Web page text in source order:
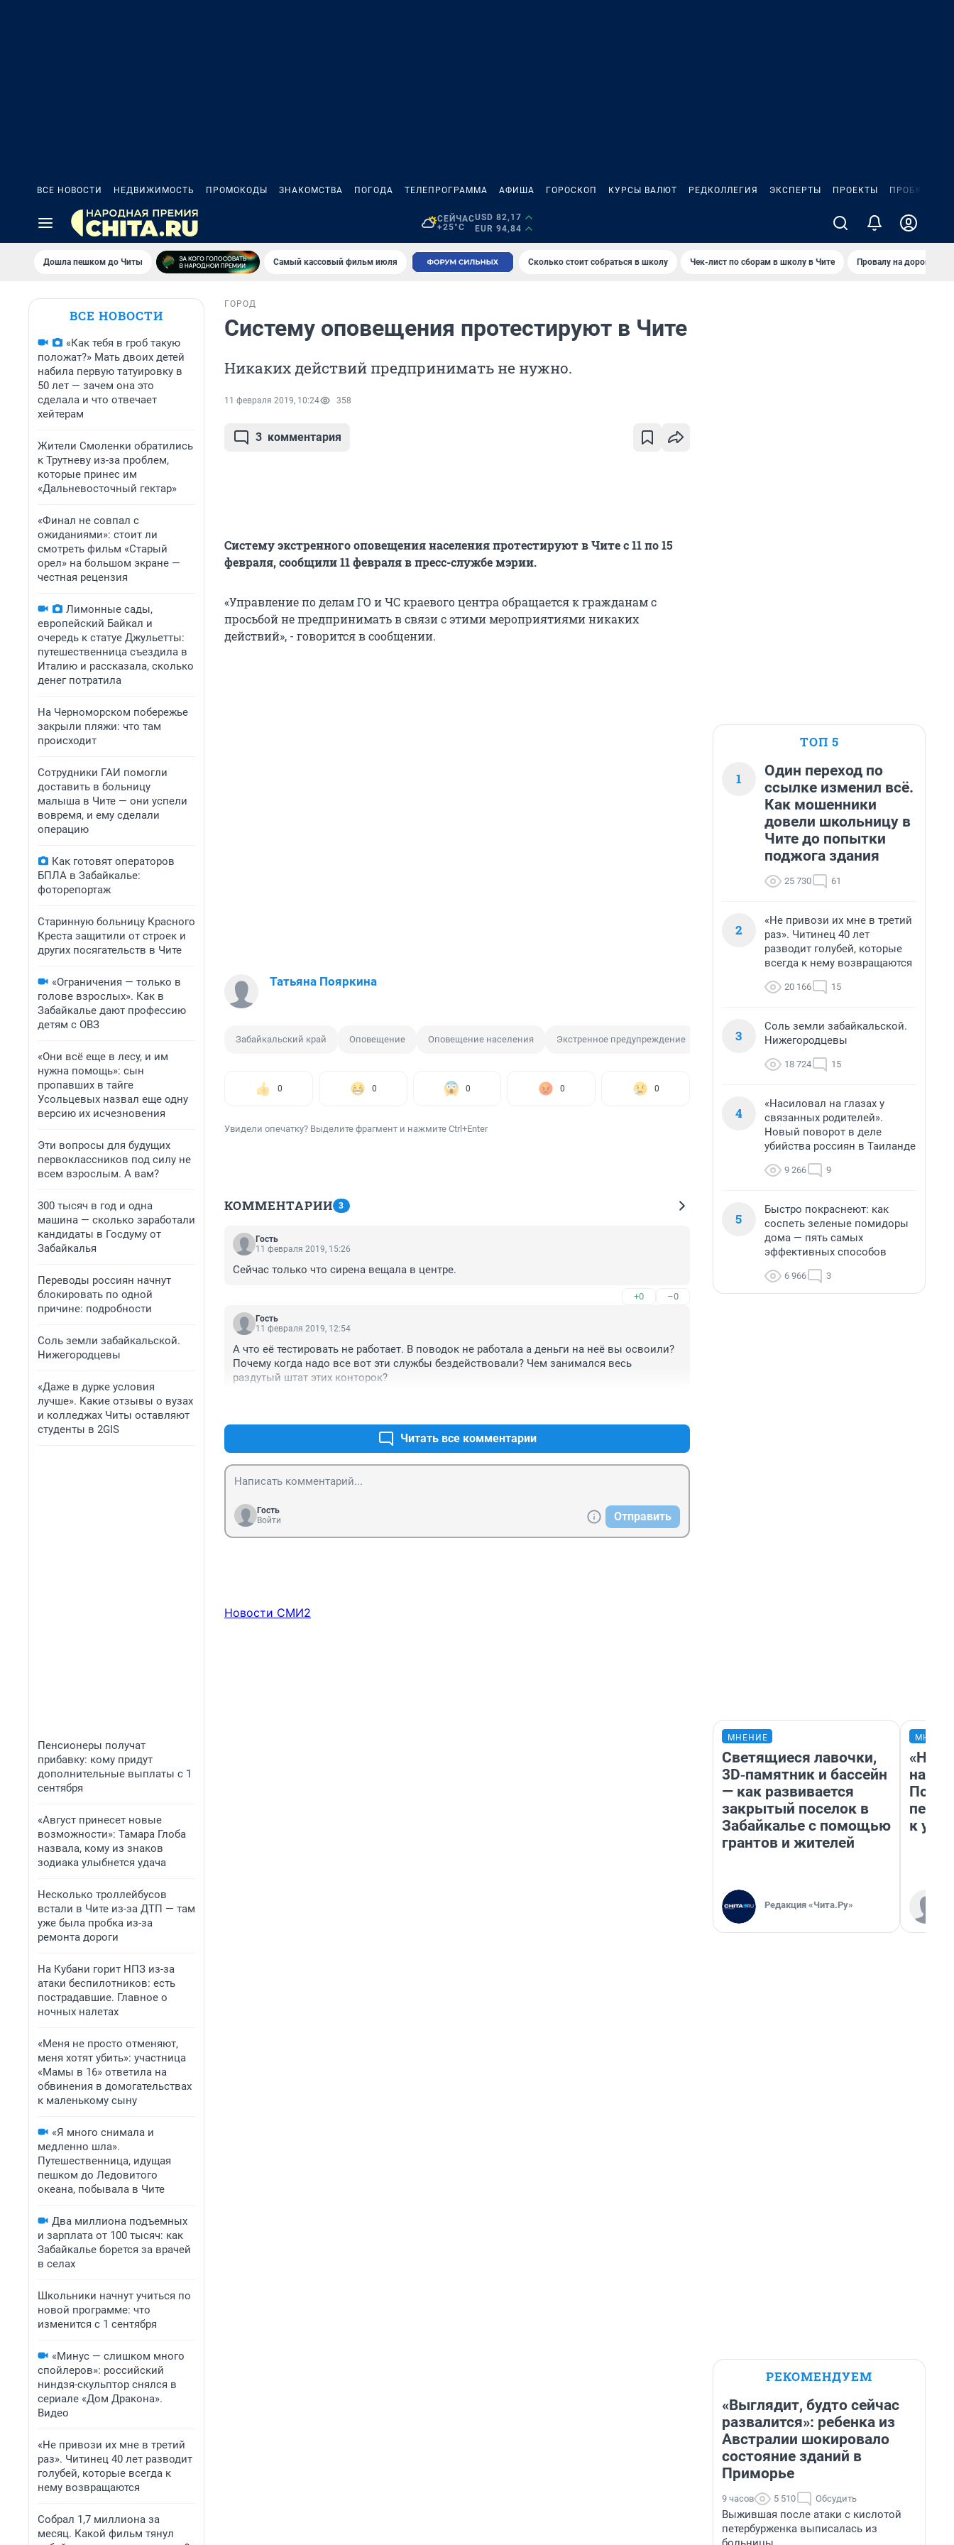
ВСЕ НОВОСТИ НЕДВИЖИМОСТЬ ПРОМОКОДЫ ЗНАКОМСТВА ПОГОДА ТЕЛЕПРОГРАММА АФИША ГОРОСКОП КУРСЫ ВАЛЮТ РЕДКОЛЛЕГИЯ ЭКСПЕРТЫ ПРОЕКТЫ ПРОБКИ
СЕЙЧАС
+25°C
USD 82,17
EUR 94,84
Дошла пешком до Читы Самый кассовый фильм июля Сколько стоит собраться в школу Чек-лист по сборам в школу в Чите Провалу на дороге
ВСЕ НОВОСТИ
«Как тебя в гроб такую
положат?» Мать двоих детей
набила первую татуировку в
50 лет — зачем она это
сделала и что отвечает
хейтерам
Жители Смоленки обратились
к Трутневу из-за проблем,
которые принес им
«Дальневосточный гектар»
«Финал не совпал с
ожиданиями»: стоит ли
смотреть фильм «Старый
орел» на большом экране —
честная рецензия
Лимонные сады,
европейский Байкал и
очередь к статуе Джульетты:
путешественница съездила в
Италию и рассказала, сколько
денег потратила
На Черноморском побережье
закрыли пляжи: что там
происходит
Сотрудники ГАИ помогли
доставить в больницу
малыша в Чите — они успели
вовремя, и ему сделали
операцию
Как готовят операторов
БПЛА в Забайкалье:
фоторепортаж
Старинную больницу Красного
Креста защитили от строек и
других посягательств в Чите
«Ограничения — только в
голове взрослых». Как в
Забайкалье дают профессию
детям с ОВЗ
«Они всё еще в лесу, и им
нужна помощь»: сын
пропавших в тайге
Усольцевых назвал еще одну
версию их исчезновения
Эти вопросы для будущих
первоклассников под силу не
всем взрослым. А вам?
300 тысяч в год и одна
машина — сколько заработали
кандидаты в Госдуму от
Забайкалья
Переводы россиян начнут
блокировать по одной
причине: подробности
Соль земли забайкальской.
Нижегородцевы
«Даже в дурке условия
лучше». Какие отзывы о вузах
и колледжах Читы оставляют
студенты в 2GIS
Пенсионеры получат
прибавку: кому придут
дополнительные выплаты с 1
сентября
«Август принесет новые
возможности»: Тамара Глоба
назвала, кому из знаков
зодиака улыбнется удача
Несколько троллейбусов
встали в Чите из-за ДТП — там
уже была пробка из-за
ремонта дороги
На Кубани горит НПЗ из-за
атаки беспилотников: есть
пострадавшие. Главное о
ночных налетах
«Меня не просто отменяют,
меня хотят убить»: участница
«Мамы в 16» ответила на
обвинения в домогательствах
к маленькому сыну
«Я много снимала и
медленно шла».
Путешественница, идущая
пешком до Ледовитого
океана, побывала в Чите
Два миллиона подъемных
и зарплата от 100 тысяч: как
Забайкалье борется за врачей
в селах
Школьники начнут учиться по
новой программе: что
изменится с 1 сентября
«Минус — слишком много
спойлеров»: российский
ниндзя-скульптор снялся в
сериале «Дом Дракона».
Видео
«Не привози их мне в третий
раз». Читинец 40 лет разводит
голубей, которые всегда к
нему возвращаются
Собрал 1,7 миллиона за
месяц. Какой фильм тянул
ГОРОД
Систему оповещения протестируют в Чите
Никаких действий предпринимать не нужно.
11 февраля 2019, 10:24 358
3 комментария
Систему экстренного оповещения населения протестируют в Чите с 11 по 15
февраля, сообщили 11 февраля в пресс-службе мэрии.
«Управление по делам ГО и ЧС краевого центра обращается к гражданам с
просьбой не предпринимать в связи с этими мероприятиями никаких
действий», - говорится в сообщении.
Татьяна Пояркина
Забайкальский край Оповещение Оповещение населения Экстренное предупреждение
0 0 0 0 0
Увидели опечатку? Выделите фрагмент и нажмите Ctrl+Enter
КОММЕНТАРИИ 3
Гость
11 февраля 2019, 15:26
Сейчас только что сирена вещала в центре.
+0 –0
Гость
11 февраля 2019, 12:54
А что её тестировать не работает. В поводок не работала а деньги на неё вы освоили?
Почему когда надо все вот эти службы бездействовали? Чем занимался весь
раздутый штат этих конторок?
Читать все комментарии
Гость
Войти
Отправить
Новости СМИ2
ТОП 5
1
Один переход по
ссылке изменил всё.
Как мошенники
довели школьницу в
Чите до попытки
поджога здания
25 730 61
2
«Не привози их мне в третий
раз». Читинец 40 лет
разводит голубей, которые
всегда к нему возвращаются
20 166 15
3
Соль земли забайкальской.
Нижегородцевы
18 724 15
4
«Насиловал на глазах у
связанных родителей».
Новый поворот в деле
убийства россиян в Таиланде
9 266 9
5
Быстро покраснеют: как
соспеть зеленые помидоры
дома — пять самых
эффективных способов
6 966 3
МНЕНИЕ
Светящиеся лавочки,
3D‑памятник и бассейн
— как развивается
закрытый поселок в
Забайкалье с помощью
грантов и жителей
Редакция «Чита.Ру»
надо
к
РЕКОМЕНДУЕМ
«Выглядит, будто сейчас
развалится»: ребенка из
Австралии шокировало
состояние зданий в
Приморье
9 часов 5 510 Обсудить
Выжившая после атаки с кислотой
петербурженка выписалась из